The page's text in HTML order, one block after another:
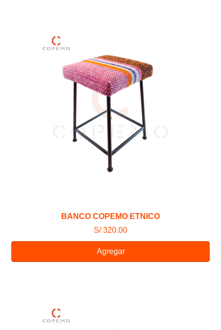
BANCO COPEMO ETNICO
S/ 320.00
Agregar